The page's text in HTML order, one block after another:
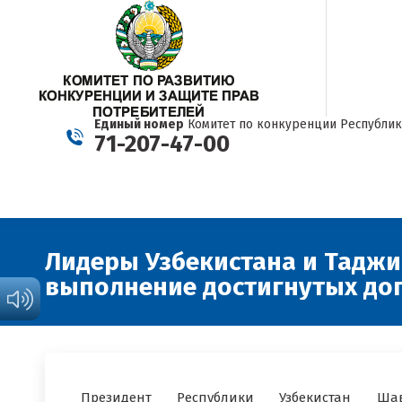
Единый номер Комитет по конкуренции
71-207-47-00
Лидеры Узбекистана и
выполнение достигнутых
Президент Республики Узбекистан